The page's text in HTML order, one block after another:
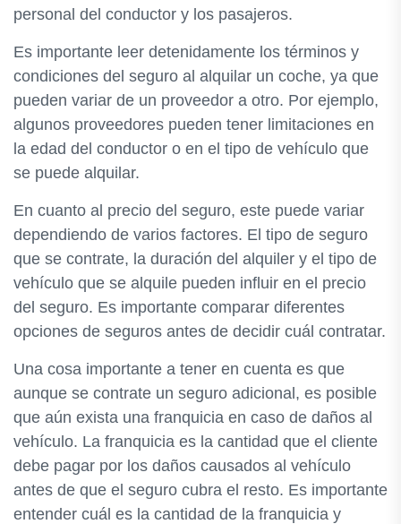
personal del conductor y los pasajeros.
Es importante leer detenidamente los términos y
condiciones del seguro al alquilar un coche, ya que
pueden variar de un proveedor a otro. Por ejemplo,
algunos proveedores pueden tener limitaciones en
la edad del conductor o en el tipo de vehículo que
se puede alquilar.
En cuanto al precio del seguro, este puede variar
dependiendo de varios factores. El tipo de seguro
que se contrate, la duración del alquiler y el tipo de
vehículo que se alquile pueden influir en el precio
del seguro. Es importante comparar diferentes
opciones de seguros antes de decidir cuál contratar.
Una cosa importante a tener en cuenta es que
aunque se contrate un seguro adicional, es posible
que aún exista una franquicia en caso de daños al
vehículo. La franquicia es la cantidad que el cliente
debe pagar por los daños causados al vehículo
antes de que el seguro cubra el resto. Es importante
entender cuál es la cantidad de la franquicia y